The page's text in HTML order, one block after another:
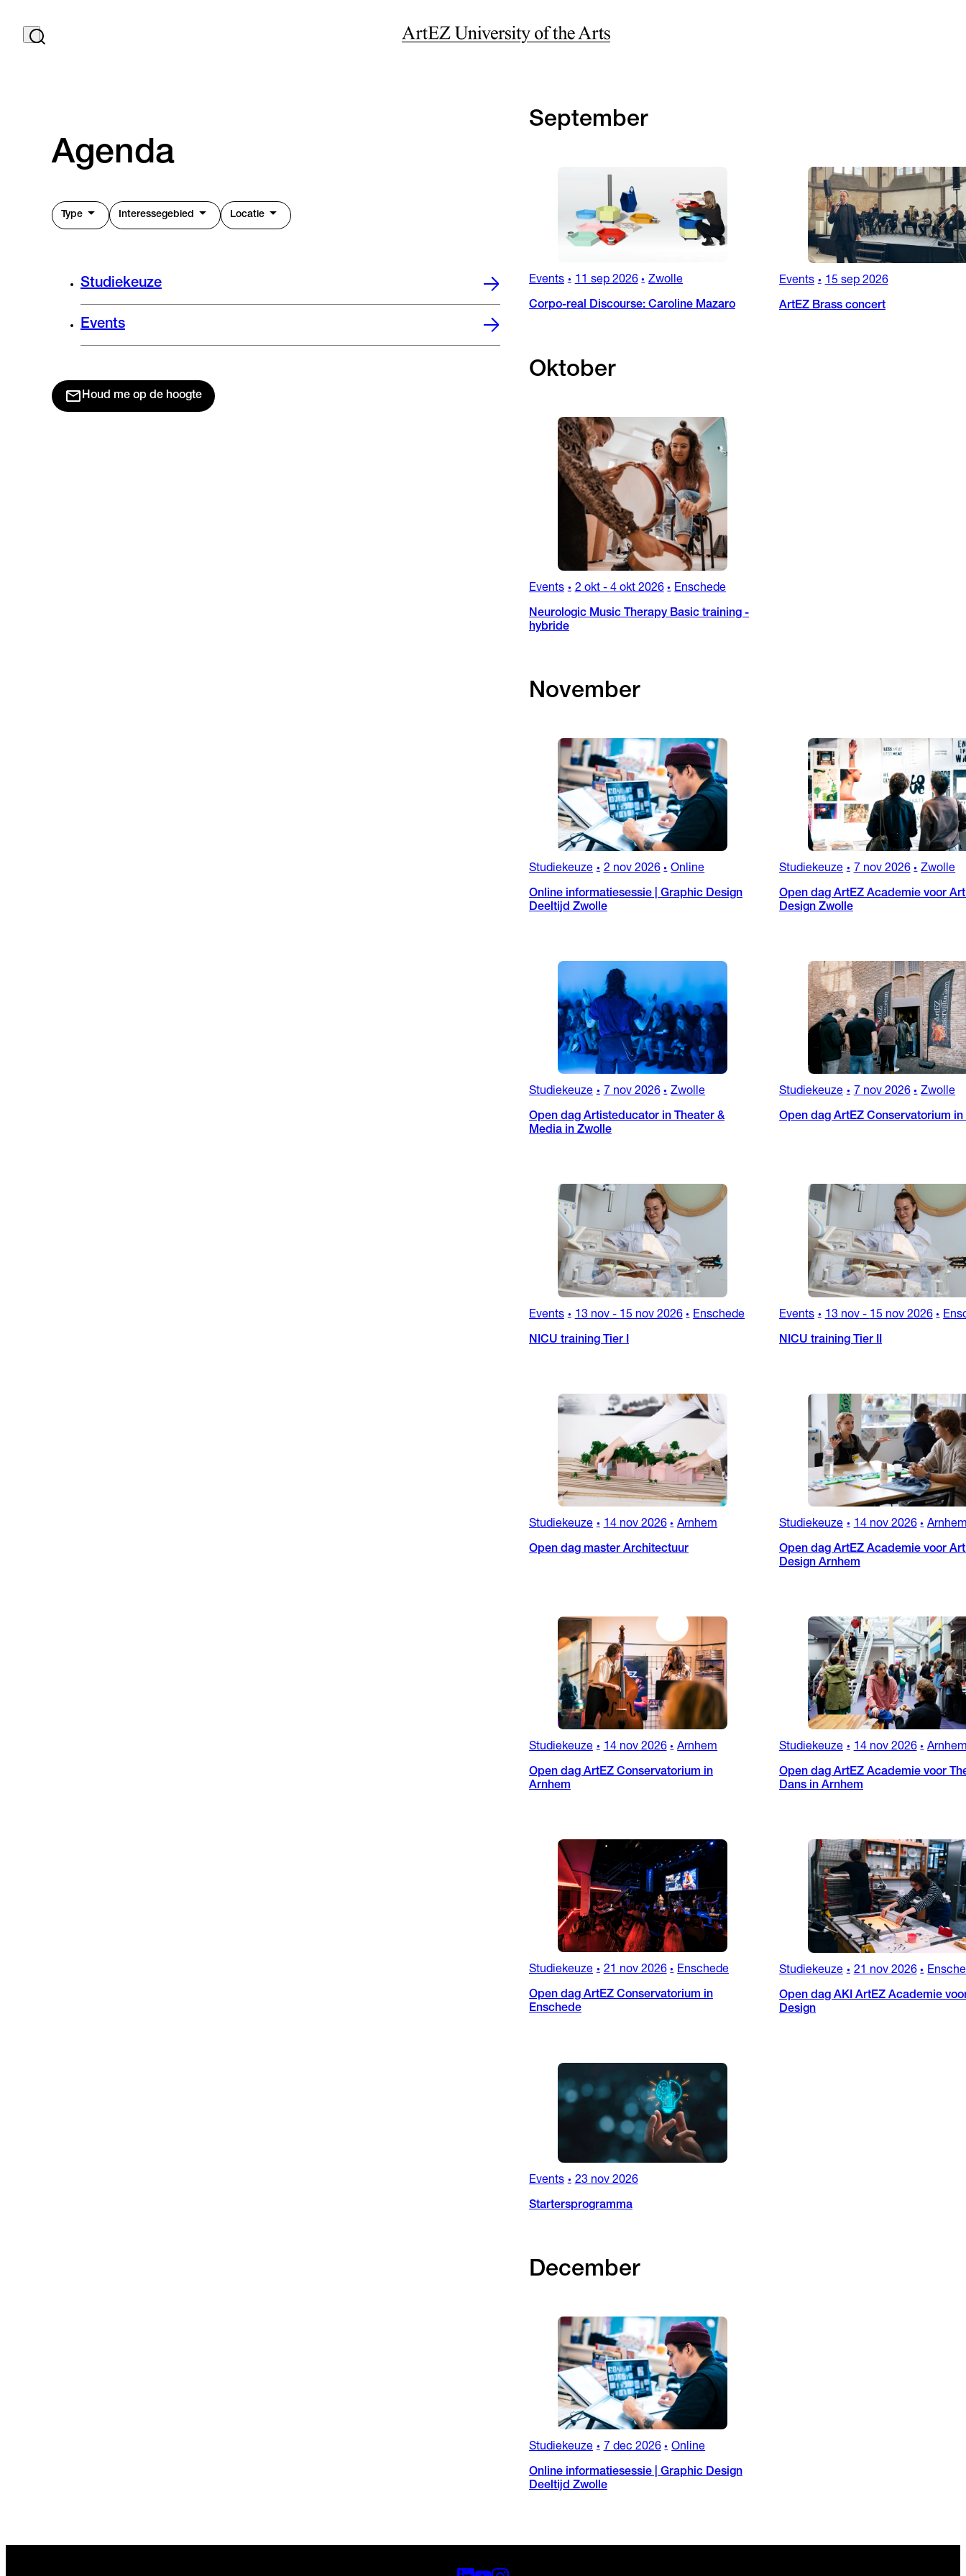
Agenda
Type Interessegebied Locatie
Studiekeuze
Events
Houd me op de hoogte
September
Events • 11 sep 2026 • Zwolle
Corpo-real Discourse: Caroline Mazaro
Events • 15 sep 2026
ArtEZ Brass concert
Oktober
Events • 2 okt- 4 okt 2026 • Enschede
Neurologic Music Therapy Basic training -
hybride
November
Studiekeuze • 2 nov 2026 • Online
Online informatiesessie | Graphic Design
Deeltijd Zwolle
Studiekeuze • 7 nov 2026 • Zwolle
Open dag ArtEZ Academie voor
Design Zwolle
Studiekeuze • 7 nov 2026 • Zwolle
Open dag Artisteducator in Theater &
Media in Zwolle
Studiekeuze • 7 nov 2026 • Zwolle
Open dag ArtEZ Conservatorium in
Events • 13 nov- 15 nov 2026 • Enschede
NICU training Tier I
Events • 13 nov- 15 nov 2026 •
NICU training Tier II
Studiekeuze • 14 nov 2026 • Arnhem
Open dag master Architectuur
Studiekeuze • 14 nov 2026 •
Open dag ArtEZ Academie voor
Design Arnhem
Studiekeuze • 14 nov 2026 • Arnhem
Open dag ArtEZ Conservatorium in
Arnhem
Studiekeuze • 14 nov 2026 •
Open dag ArtEZ Academie voor
Dans in Arnhem
Studiekeuze • 21 nov 2026 • Enschede
Open dag ArtEZ Conservatorium in
Enschede
Studiekeuze • 21 nov 2026 •
Open dag AKI ArtEZ Academie
Design
Events • 23 nov 2026
Startersprogramma
December
Studiekeuze • 7 dec 2026 • Online
Online informatiesessie | Graphic Design
Deeltijd Zwolle